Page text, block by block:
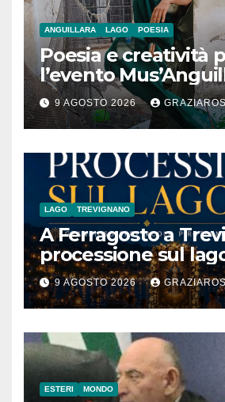
ANGUILLARA LAGO POESIA
Poesia e creatività
l’evento
agosto 2026 al
Contadino
9 AGOSTO 2026
LAGO TREVIGNANO
A Ferragosto a
processione sul
9 AGOSTO 2026
ESTERI MONDO